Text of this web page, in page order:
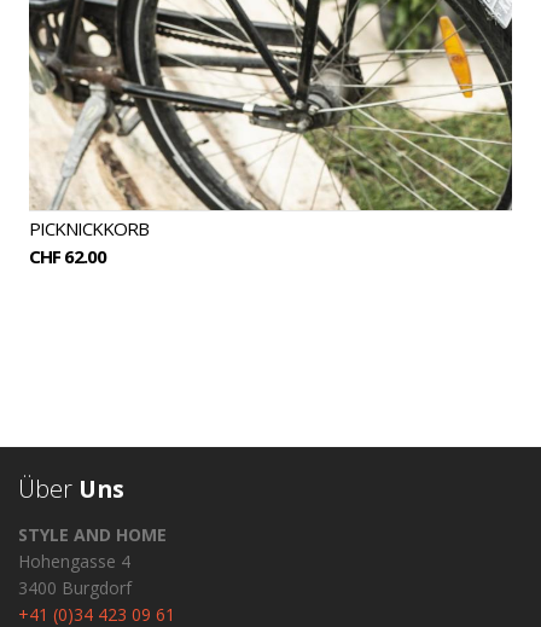
PICKNICKKORB
CHF 62.00
Über Uns
STYLE AND HOME
Hohengasse 4
3400 Burgdorf
+41 (0)34 423 09 61